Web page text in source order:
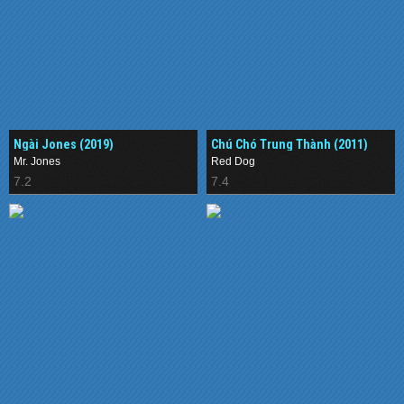
Ngài Jones (2019)
Mr. Jones
7.2
Chú Chó Trung Thành (2011)
Red Dog
7.4